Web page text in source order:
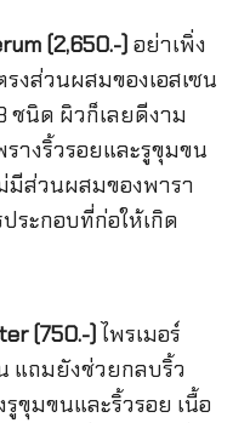
(2,650.-) อย่าเพิ่ง
งส่วนผสมของเอสเซน
ชนิด ผิวก็เลยดีงาม
างริ้วรอยและรูขุมขน
มีส่วนผสมของพารา
ระกอบที่ก่อให้เกิด
(750.-) ไพรเมอร์
แถมยังช่วยกลบริ้ว
ขุมขนและริ้วรอย เนื้อ